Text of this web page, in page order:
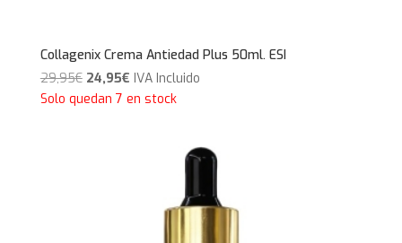
Collagenix Crema Antiedad Plus 50ml. ESI
29,95€ El
precio
24,95€El
precio
IVA Incluido
Solo quedan 7 en stock